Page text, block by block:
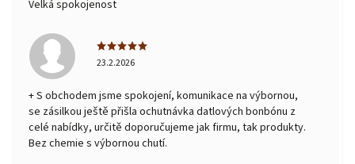
Velká spokojenost
23.2.2026
+ S obchodem jsme spokojení, komunikace na výbornou,
se zásilkou ještě přišla ochutnávka datlových bonbónu z
celé nabídky, určitě doporučujeme jak firmu, tak produkty.
Bez chemie s výbornou chutí.